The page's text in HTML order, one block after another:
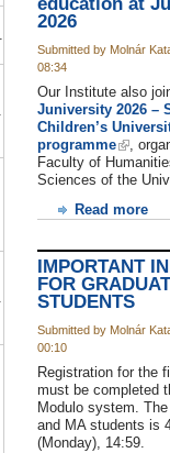
2026
Submitted by Molnár
08:34
Our Institute also
Juniversity 2026 –
Children’s
programme
,
Faculty of
Sciences of the
Read more
IMPORTANT
FOR
STUDENTS
Submitted by Molnár
00:10
Registration for the
must be completed
Modulo system.
and MA students is
(Monday), 14:59.